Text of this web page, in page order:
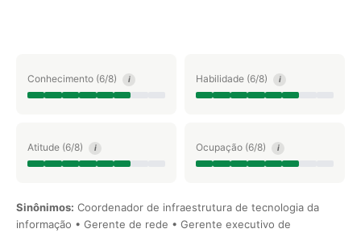
Conhecimento (6/8) i Habilidade (6/8) i
Atitude (6/8) i Ocupação (6/8) i
Sinônimos: Coordenador de infraestrutura de tecnologia da
informação • Gerente de rede • Gerente executivo de